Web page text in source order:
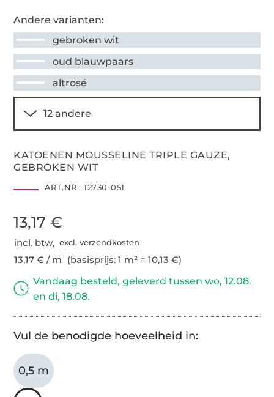
Andere varianten:
gebroken wit
oud blauwpaars
altrosé
KATOENEN MOUSSELINE TRIPLE GAUZE,
GEBROKEN WIT
ART.NR.: 12730-051
13,17 €
incl. btw,excl. verzendkosten
13,17 € / m (basisprijs: 1 m² = 10,13 €)
Vandaag besteld, geleverd tussen wo, 12.08.
en di, 18.08.
Vul de benodigde hoeveelheid in:
0,5 m